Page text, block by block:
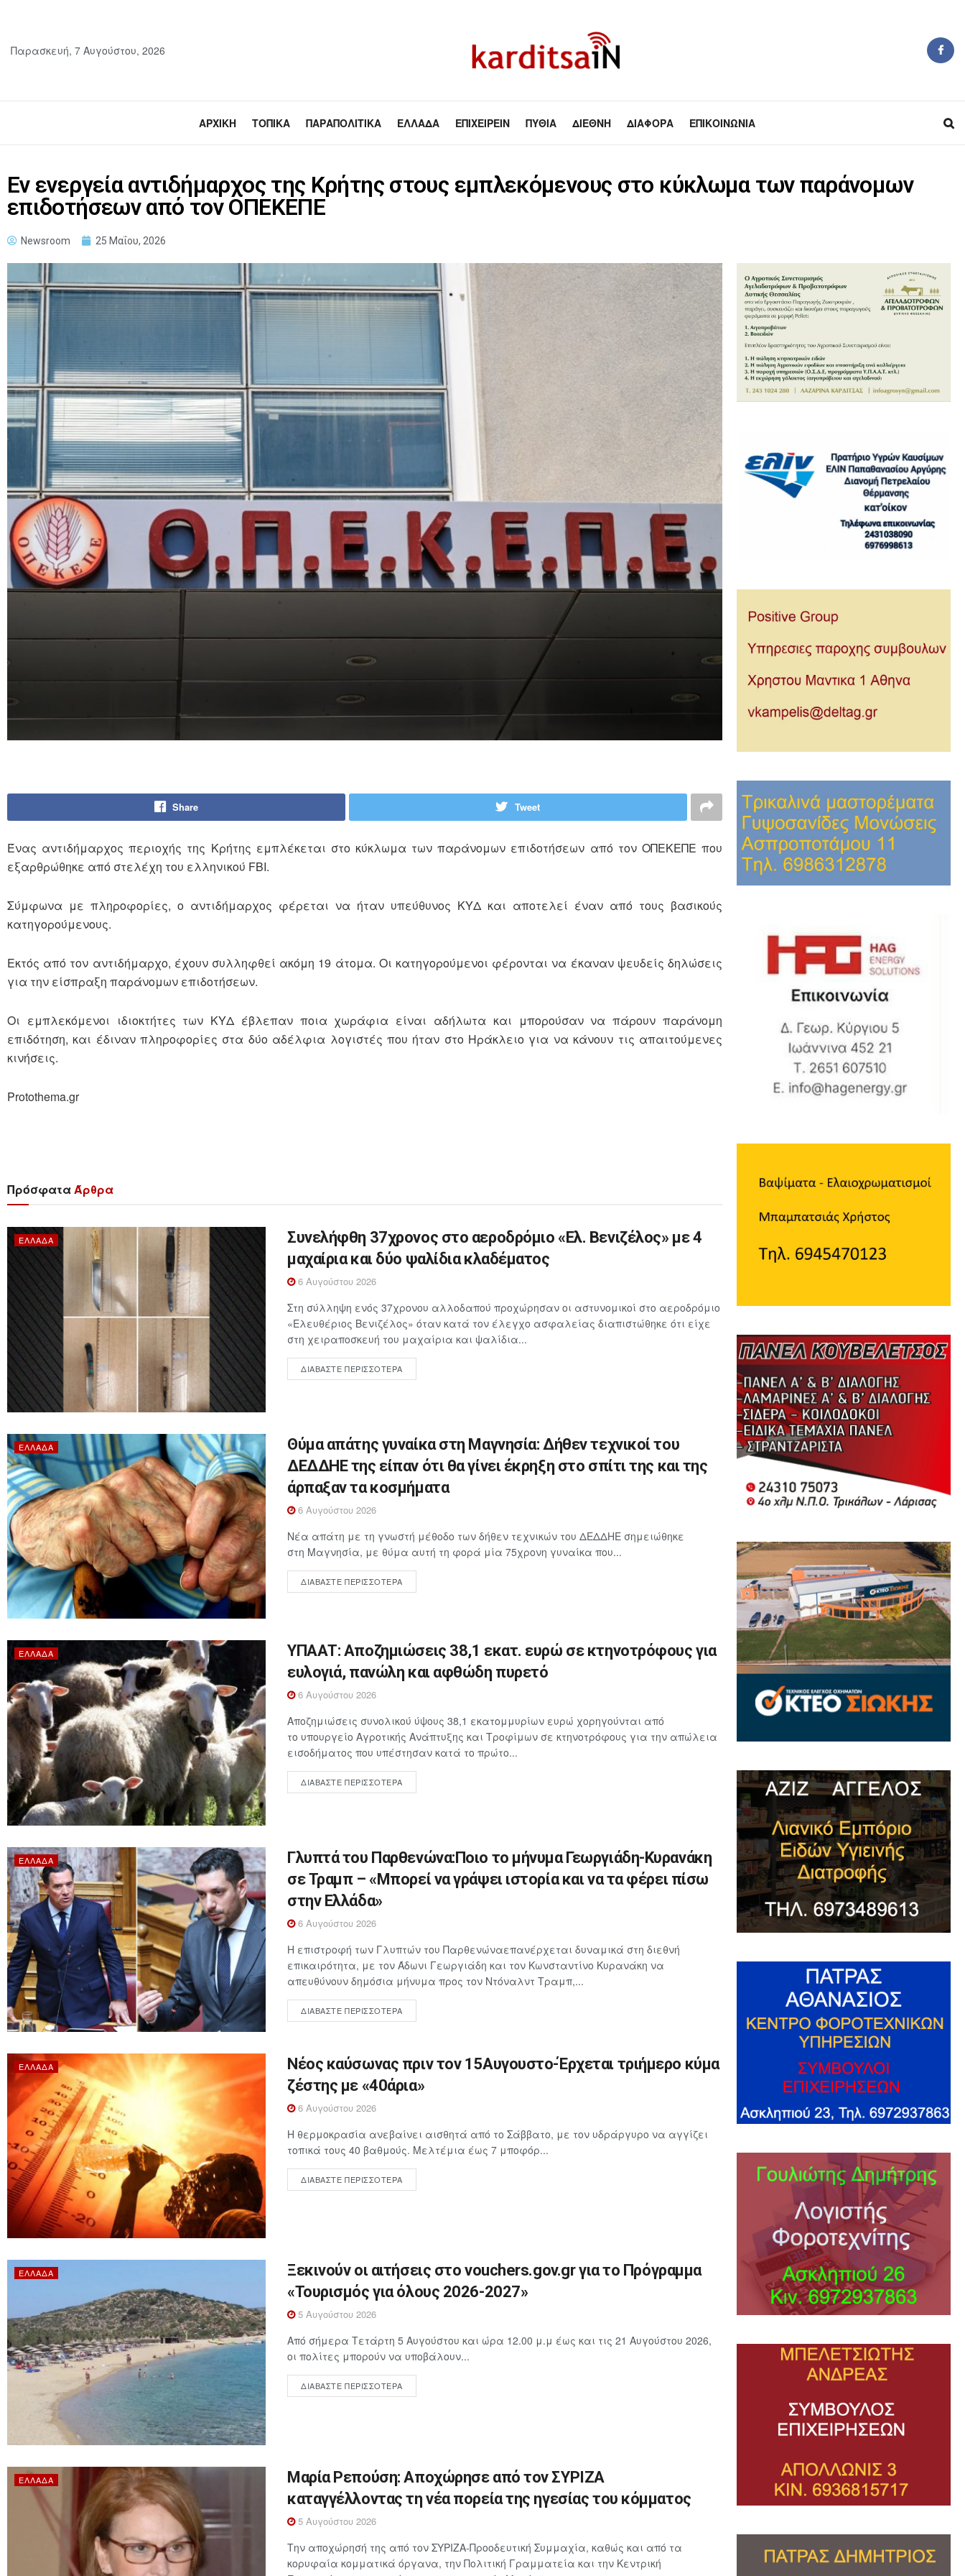
Παρασκευή, 7 Αυγούστου, 2026
ΑΡΧΙΚΉ ΤΟΠΙΚΆ ΠΑΡΑΠΟΛΙΤΙΚΆ ΕΛΛΆΔΑ ΕΠΙΧΕΙΡΕΊΝ ΠΥΘΊΑ ΔΙΕΘΝΉ ΔΙΆΦΟΡΑ ΕΠΙΚΟΙΝΩΝΊΑ
Εν ενεργεία αντιδήμαρχος της Κρήτης στους εμπλεκόμενους στο κύκλωμα των παράνομων
επιδοτήσεων από τον ΟΠΕΚΕΠΕ
Newsroom 25 Μαΐου, 2026
Share Tweet
Ένας αντιδήμαρχος περιοχής της Κρήτης εμπλέκεται στο κύκλωμα των παράνομων επιδοτήσεων από τον ΟΠΕΚΕΠΕ που
εξαρθρώθηκε από στελέχη του ελληνικού FBI.
Σύμφωνα με πληροφορίες, ο αντιδήμαρχος φέρεται να ήταν υπεύθυνος ΚΥΔ και αποτελεί έναν από τους βασικούς
κατηγορούμενους.
Εκτός από τον αντιδήμαρχο, έχουν συλληφθεί ακόμη 19 άτομα. Οι κατηγορούμενοι φέρονται να έκαναν ψευδείς δηλώσεις
για την είσπραξη παράνομων επιδοτήσεων.
Οι εμπλεκόμενοι ιδιοκτήτες των ΚΥΔ έβλεπαν ποια χωράφια είναι αδήλωτα και μπορούσαν να πάρουν παράνομη
επιδότηση, και έδιναν πληροφορίες στα δύο αδέλφια λογιστές που ήταν στο Ηράκλειο για να κάνουν τις απαιτούμενες
κινήσεις.
Protothema.gr
ΠρόσφαταΆρθρα
ΕΛΛΆΔΑ
Συνελήφθη 37χρονος στο αεροδρόμιο «Ελ. Βενιζέλος» με 4
μαχαίρια και δύο ψαλίδια κλαδέματος
6 Αυγούστου 2026
Στη σύλληψη ενός 37χρονου αλλοδαπού προχώρησαν οι αστυνομικοί στο αεροδρόμιο
«Ελευθέριος Βενιζέλος» όταν κατά τον έλεγχο ασφαλείας διαπιστώθηκε ότι είχε
στη χειραποσκευή του μαχαίρια και ψαλίδια...
ΔΙΑΒΆΣΤΕ ΠΕΡΙΣΣΌΤΕΡΑ
ΕΛΛΆΔΑ
Θύμα απάτης γυναίκα στη Μαγνησία: Δήθεν τεχνικοί του
ΔΕΔΔΗΕ της είπαν ότι θα γίνει έκρηξη στο σπίτι της και της
άρπαξαν τα κοσμήματα
6 Αυγούστου 2026
Νέα απάτη με τη γνωστή μέθοδο των δήθεν τεχνικών του ΔΕΔΔΗΕ σημειώθηκε
στη Μαγνησία, με θύμα αυτή τη φορά μία 75χρονη γυναίκα που...
ΔΙΑΒΆΣΤΕ ΠΕΡΙΣΣΌΤΕΡΑ
ΕΛΛΆΔΑ
ΥΠΑΑΤ: Αποζημιώσεις 38,1 εκατ. ευρώ σε κτηνοτρόφους για
ευλογιά, πανώλη και αφθώδη πυρετό
6 Αυγούστου 2026
Αποζημιώσεις συνολικού ύψους 38,1 εκατομμυρίων ευρώ χορηγούνται από
το υπουργείο Αγροτικής Ανάπτυξης και Τροφίμων σε κτηνοτρόφους για την απώλεια
εισοδήματος που υπέστησαν κατά το πρώτο...
ΔΙΑΒΆΣΤΕ ΠΕΡΙΣΣΌΤΕΡΑ
ΕΛΛΆΔΑ
Γλυπτά του Παρθενώνα:Ποιο το μήνυμα Γεωργιάδη-Κυρανάκη
σε Τραμπ – «Μπορεί να γράψει ιστορία και να τα φέρει πίσω
στην Ελλάδα»
6 Αυγούστου 2026
Η επιστροφή των Γλυπτών του Παρθενώναεπανέρχεται δυναμικά στη διεθνή
επικαιρότητα, με τον Άδωνι Γεωργιάδη και τον Κωνσταντίνο Κυρανάκη να
απευθύνουν δημόσια μήνυμα προς τον Ντόναλντ Τραμπ,...
ΔΙΑΒΆΣΤΕ ΠΕΡΙΣΣΌΤΕΡΑ
ΕΛΛΆΔΑ
Νέος καύσωνας πριν τον 15Αυγουστο-Έρχεται τριήμερο κύμα
ζέστης με «40άρια»
6 Αυγούστου 2026
Η θερμοκρασία ανεβαίνει αισθητά από το Σάββατο, με τον υδράργυρο να αγγίζει
τοπικά τους 40 βαθμούς. Μελτέμια έως 7 μποφόρ...
ΔΙΑΒΆΣΤΕ ΠΕΡΙΣΣΌΤΕΡΑ
ΕΛΛΆΔΑ
Ξεκινούν οι αιτήσεις στο vouchers.gov.gr για το Πρόγραμμα
«Τουρισμός για όλους 2026-2027»
5 Αυγούστου 2026
Από σήμερα Τετάρτη 5 Αυγούστου και ώρα 12.00 μ.μ έως και τις 21 Αυγούστου 2026,
οι πολίτες μπορούν να υποβάλουν...
ΔΙΑΒΆΣΤΕ ΠΕΡΙΣΣΌΤΕΡΑ
ΕΛΛΆΔΑ
Μαρία Ρεπούση: Αποχώρησε από τον ΣΥΡΙΖΑ
καταγγέλλοντας τη νέα πορεία της ηγεσίας του κόμματος
5 Αυγούστου 2026
Την αποχώρησή της από τον ΣΥΡΙΖΑ-Προοδευτική Συμμαχία, καθώς και από τα
κορυφαία κομματικά όργανα, την Πολιτική Γραμματεία και την Κεντρική